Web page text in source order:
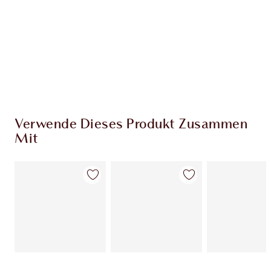
Verwende Dieses Produkt Zusammen
Mit